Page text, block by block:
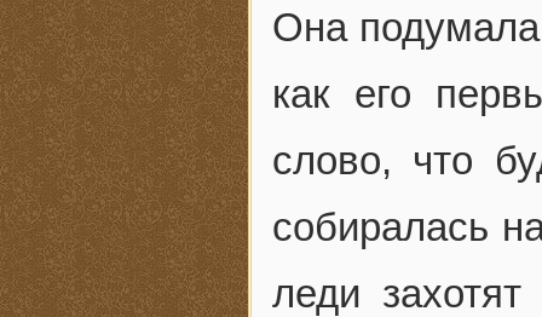
Она
как его
слово, что
собиралась
леди